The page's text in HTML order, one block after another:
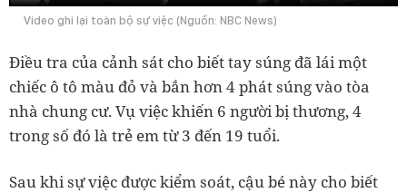
Video ghi lại toàn bộ sự việc (Nguồn: NBC News)
Điều tra của cảnh sát cho biết tay súng đã lái một
chiếc ô tô màu đỏ và bắn hơn 4 phát súng vào tòa
nhà chung cư. Vụ việc khiến 6 người bị thương, 4
trong số đó là trẻ em từ 3 đến 19 tuổi.
Sau khi sự việc được kiểm soát, cậu bé này cho biết